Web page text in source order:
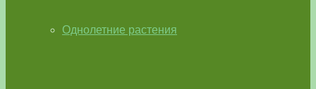
Однолетние растения